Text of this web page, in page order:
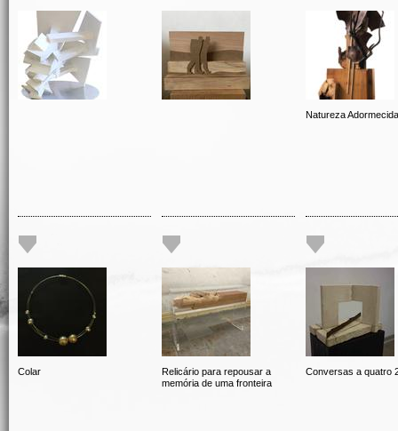
Natureza Adormecida
Colar
Relicário para repousar a
memória de uma fronteira
Conversas a quatro